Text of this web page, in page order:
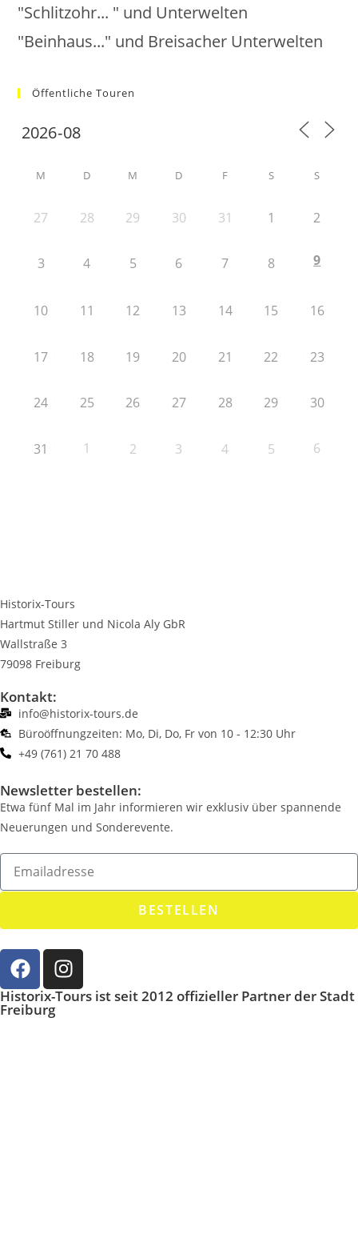
"Schlitzohr... " und Unterwelten
"Beinhaus..." und Breisacher Unterwelten
Öffentliche Touren
M D M D F S S
27 28 29 30 31 1 2
3 4 5 6 7 8 9
10 11 12 13 14 15 16
17 18 19 20 21 22 23
24 25 26 27 28 29 30
31 1 2 3 4 5 6
Historix-Tours
Hartmut Stiller und Nicola Aly GbR
Wallstraße 3
79098 Freiburg
Kontakt:
info@historix-tours.de
Büroöffnungzeiten: Mo, Di, Do, Fr von 10 - 12:30 Uhr
+49 (761) 21 70 488
Newsletter bestellen:
Etwa fünf Mal im Jahr informieren wir exklusiv über spannende
Neuerungen und Sonderevente.
BESTELLEN
Historix-Tours ist seit 2012 offizieller Partner der Stadt
Freiburg